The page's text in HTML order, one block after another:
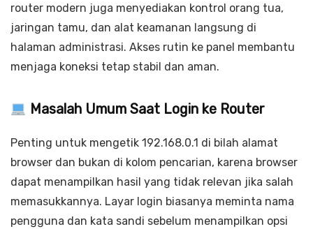
router modern juga menyediakan kontrol orang tua,
jaringan tamu, dan alat keamanan langsung di
halaman administrasi. Akses rutin ke panel membantu
menjaga koneksi tetap stabil dan aman.
Masalah Umum Saat Login ke Router
Penting untuk mengetik 192.168.0.1 di bilah alamat
browser dan bukan di kolom pencarian, karena browser
dapat menampilkan hasil yang tidak relevan jika salah
memasukkannya. Layar login biasanya meminta nama
pengguna dan kata sandi sebelum menampilkan opsi